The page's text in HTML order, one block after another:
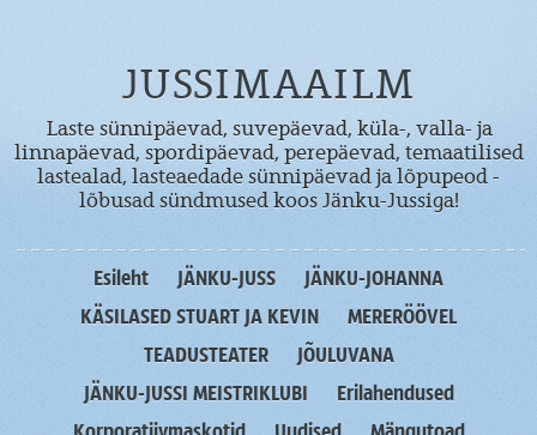
JUSSIMAAILM
Laste sünnipäevad, suvepäevad, küla-, valla- ja
linnapäevad, spordipäevad, perepäevad, temaatilised
lastealad, lasteaedade sünnipäevad ja lõpupeod -
lõbusad sündmused koos Jänku-Jussiga!
Esileht JÄNKU-JUSS
JÄNKU-JOHANNA
KÄSILASED STUART JA KEVIN
MERERÖÖVEL
TEADUSTEATER
JÕULUVANA
JÄNKU-JUSSI MEISTRIKLUBI
Erilahendused